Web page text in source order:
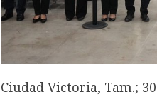
Ciudad Victoria, Tam.;